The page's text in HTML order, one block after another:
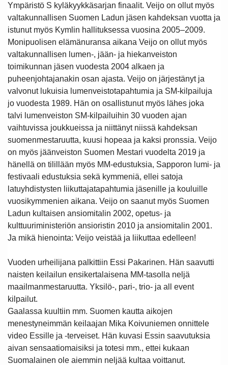
Ympäristö S kyläkyykkäsarjan finaalit. Veijo on ollut myös
valtakunnallisen Suomen Ladun jäsen kahdeksan vuotta ja
istunut myös Kymlin hallituksessa vuosina 2005–2009.
Monipuolisen elämänuransa aikana Veijo on ollut myös
valtakunnallisen lumen-, jään- ja hiekanveiston
toimikunnan jäsen vuodesta 2004 alkaen ja
puheenjohtajanakin osan ajasta. Veijo on järjestänyt ja
valvonut lukuisia lumenveistotapahtumia ja SM-kilpailuja
jo vuodesta 1989. Hän on osallistunut myös lähes joka
talvi lumenveiston SM-kilpailuihin 30 vuoden ajan
vaihtuvissa joukkueissa ja niittänyt niissä kahdeksan
suomenmestaruutta, kuusi hopeaa ja kaksi pronssia. Veijo
on myös jäänveiston Suomen Mestari vuodelta 2019 ja
hänellä on tilillään myös MM-edustuksia, Sapporon lumi- ja
festivaali edustuksia sekä kymmeniä, ellei satoja
latuyhdistysten liikuttajatapahtumia jäsenille ja kouluille
vuosikymmenien aikana. Veijo on saanut myös Suomen
Ladun kultaisen ansiomitalin 2002, opetus- ja
kulttuuriministeriön ansioristin 2010 ja ansiomitalin 2001.
Ja mikä hienointa: Veijo veistää ja liikuttaa edelleen!
Vuoden urheilijana palkittiin Essi Pakarinen. Hän saavutti
naisten keilailun ensikertalaisena MM-tasolla neljä
maailmanmestaruutta. Yksilö-, pari-, trio- ja all event
kilpailut.
Gaalassa kuultiin mm. Suomen kautta aikojen
menestyneimmän keilaajan Mika Koivuniemen onnittele
video Essille ja -terveiset. Hän kuvasi Essin saavutuksia
aivan sensaatiomaisiksi ja totesi mm., ettei kukaan
Suomalainen ole aiemmin neljää kultaa voittanut.